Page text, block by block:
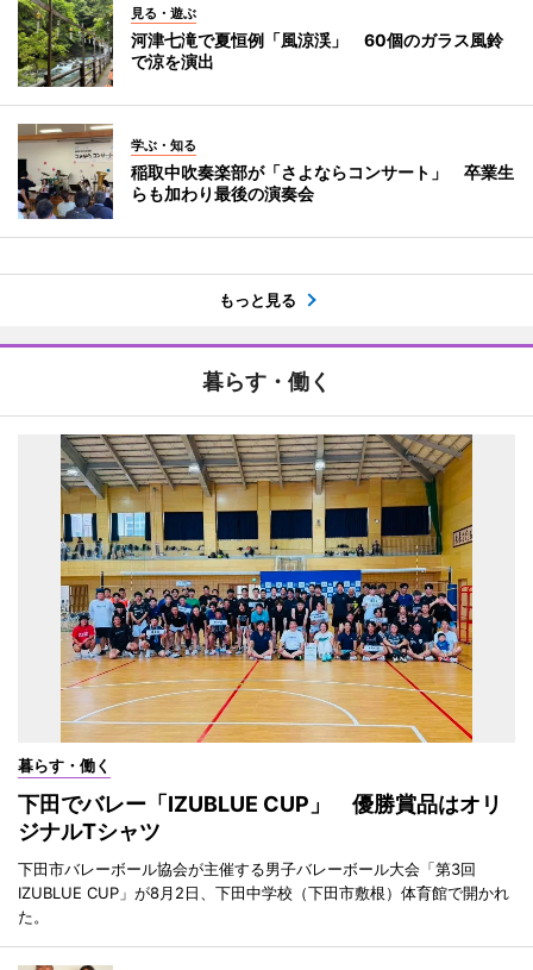
見る・遊ぶ
河津七滝で夏恒例「風涼渓」 60個のガラス風鈴
で涼を演出
学ぶ・知る
稲取中吹奏楽部が「さよならコンサート」 卒業生
らも加わり最後の演奏会
もっと見る
暮らす・働く
暮らす・働く
下田でバレー「IZUBLUE CUP」 優勝賞品はオリ
ジナルTシャツ
下田市バレーボール協会が主催する男子バレーボール大会「第3回
IZUBLUE CUP」が8月2日、下田中学校（下田市敷根）体育館で開かれ
た。